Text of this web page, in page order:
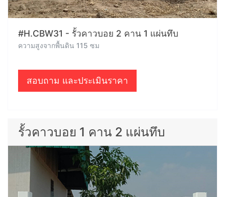
#H.CBW31 - รั้วคาวบอย 2 คาน 1 แผ่นทึบ
ความสูงจากพื้นดิน 115 ซม
สอบถาม และประเมินราคา
รั้วคาวบอย 1 คาน 2 แผ่นทึบ